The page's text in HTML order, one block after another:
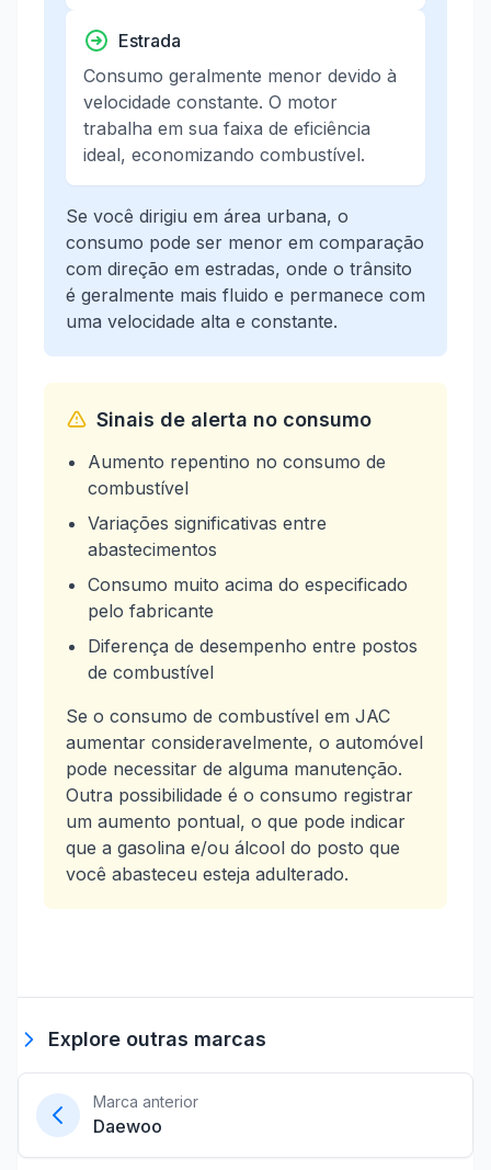
Estrada
Consumo geralmente menor devido à
velocidade constante. O motor
trabalha em sua faixa de eficiência
ideal, economizando combustível.
Se você dirigiu em área urbana, o
consumo pode ser menor em comparação
com direção em estradas, onde o trânsito
é geralmente mais fluido e permanece com
uma velocidade alta e constante.
Sinais de alerta no consumo
Aumento repentino no consumo de
combustível
Variações significativas entre
abastecimentos
Consumo muito acima do especificado
pelo fabricante
Diferença de desempenho entre postos
de combustível
Se o consumo de combustível em JAC
aumentar consideravelmente, o automóvel
pode necessitar de alguma manutenção.
Outra possibilidade é o consumo registrar
um aumento pontual, o que pode indicar
que a gasolina e/ou álcool do posto que
você abasteceu esteja adulterado.
Explore outras marcas
Marca anterior
Daewoo